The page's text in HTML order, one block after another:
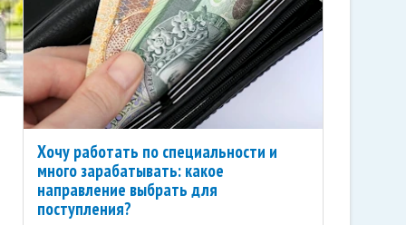
Хочу работать по специальности и
много зарабатывать: какое
направление выбрать для
поступления?